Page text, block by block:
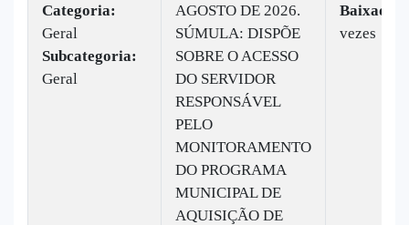
Categoria:
Geral
Subcategoria:
Geral
AGOSTO DE 2026.
SÚMULA: DISPÕE
SOBRE O ACESSO
DO SERVIDOR
RESPONSÁVEL
PELO
MONITORAMENTO
DO PROGRAMA
MUNICIPAL DE
AQUISIÇÃO DE
Baixado:
vezes